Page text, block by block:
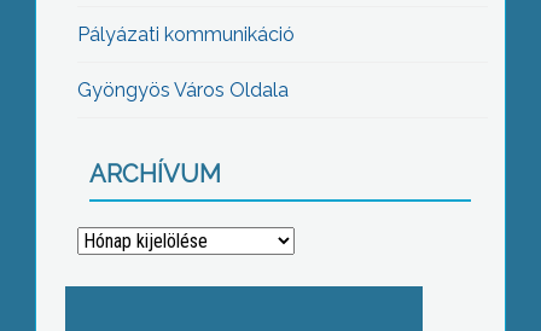
Pályázati kommunikáció
Gyöngyös Város Oldala
ARCHÍVUM
Archívum